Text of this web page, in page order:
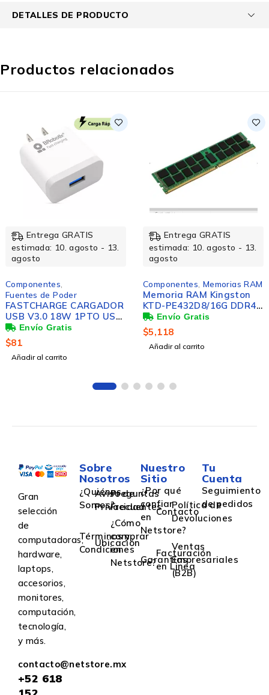
DETALLES DE PRODUCTO
Productos relacionados
Entrega GRATIS
estimada: 10. agosto - 13.
agosto
Componentes
Fuentes de Poder
FASTCHARGE CARGADOR
USB V3.0 18W 1PTO USB
BCO
$81
Añadir al carrito
Entrega GRATIS
estimada: 10. agosto - 13.
agosto
Componentes Memorias RAM
Memoria RAM Kingston
KTD-PE432D8/16G DDR4,
3200MHz, 16GB, CL22,
Verde
$5,118
Añadir al carrito
Gran
selección
de
computadoras,
hardware,
laptops,
accesorios,
monitores,
computación,
tecnología,
y más.
contacto@netstore.mx
+52 618
Sobre
Nosotros
¿Quiénes
Somos?
Aviso de
Privacidad
Preguntas
Frecuentes
Términos y
Condiciones
Ubicación
¿Cómo
comprar
en
Netstore?
Nuestro
Sitio
¿Por qué
confiar
en
Netstore?
Contacto
Política de
Devoluciones
Garantías
Facturación
en Linea
Ventas
Empresariales
(B2B)
Tu
Cuenta
Seguimiento
de pedidos